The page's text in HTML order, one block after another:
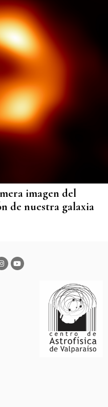
imagen del
de nuestra galaxia